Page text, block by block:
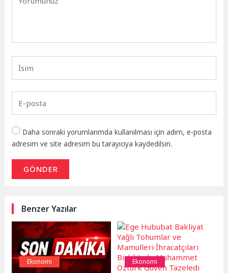
Daha sonraki yorumlarımda kullanılması için adım, e-posta
adresim ve site adresim bu tarayıcıya kaydedilsin.
GÖNDER
Benzer Yazılar
Ekonomi Ekonomi